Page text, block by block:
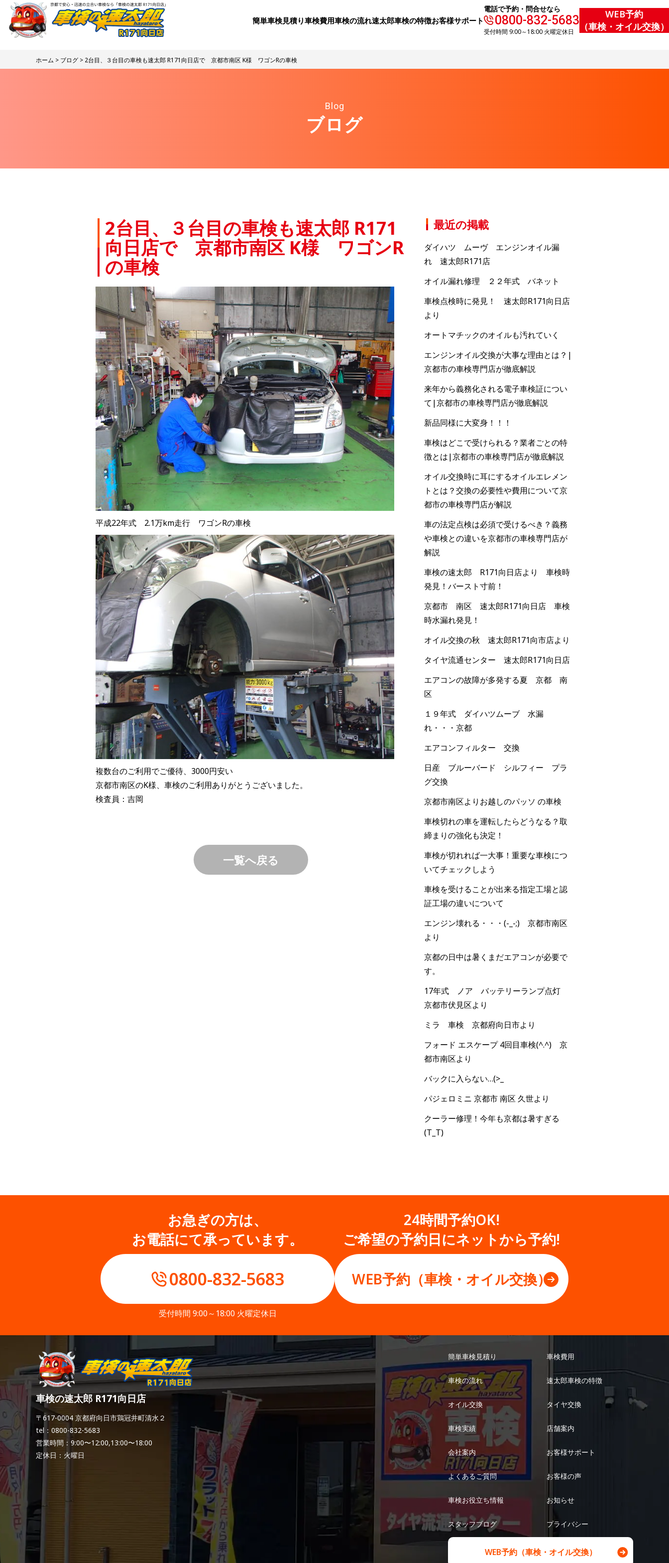
簡単車検見積り⾞検費⽤⾞検の流れ速太郎⾞検の特徴お客様サポート
電話で予約・問合せなら
0800-832-5683
受付時間 9:00～18:00 火曜定休日
WEB予約
（車検・オイル交換）
ホーム > ブログ > 2台目、３台目の車検も速太郎 R171向日店で 京都市南区 K様 ワゴンRの車検
Blog
ブログ
2台目、３台目の車検も速太郎 R171
向日店で 京都市南区 K様 ワゴンR
の車検
平成22年式 2.1万km走行 ワゴンRの車検
複数台のご利用でご優待、3000円安い
京都市南区のK様、車検のご利用ありがとうございました。
検査員：吉岡
一覧へ戻る
最近の掲載
ダイハツ ムーヴ エンジンオイル漏
れ 速太郎R171店
オイル漏れ修理 ２２年式 バネット
車検点検時に発見！ 速太郎R171向日店
より
オートマチックのオイルも汚れていく
エンジンオイル交換が大事な理由とは？|
京都市の車検専門店が徹底解説
来年から義務化される電子車検証につい
て|京都市の車検専門店が徹底解説
新品同様に大変身！！！
車検はどこで受けられる？業者ごとの特
徴とは|京都市の車検専門店が徹底解説
オイル交換時に耳にするオイルエレメン
トとは？交換の必要性や費用について京
都市の車検専門店が解説
車の法定点検は必須で受けるべき？義務
や車検との違いを京都市の車検専門店が
解説
車検の速太郎 R171向日店より 車検時
発見！バースト寸前！
京都市 南区 速太郎R171向日店 車検
時水漏れ発見！
オイル交換の秋 速太郎R171向市店より
タイヤ流通センター 速太郎R171向日店
エアコンの故障が多発する夏 京都 南
区
１９年式 ダイハツムーブ 水漏
れ・・・京都
エアコンフィルター 交換
日産 ブルーバード シルフィー プラ
グ交換
京都市南区よりお越しのパッソ の車検
車検切れの車を運転したらどうなる？取
締まりの強化も決定！
車検が切れれば一大事！重要な車検につ
いてチェックしよう
車検を受けることが出来る指定工場と認
証工場の違いについて
エンジン壊れる・・・(-_-;) 京都市南区
より
京都の日中は暑くまだエアコンが必要で
す。
17年式 ノア バッテリーランプ点灯
京都市伏見区より
ミラ 車検 京都府向日市より
フォード エスケープ 4回目車検(^.^) 京
都市南区より
バックに入らない…(>_
パジェロミニ 京都市 南区 久世より
クーラー修理！今年も京都は暑すぎる
(T_T)
お急ぎの方は、
お電話にて承っています。
0800-832-5683
受付時間 9:00～18:00 火曜定休日
24時間予約OK!
ご希望の予約日にネットから予約!
WEB予約（車検・オイル交換）
車検の速太郎 R171向日店
〒617-0004 京都府向日市鶏冠井町清水２
tel：0800-832-5683
営業時間：9:00〜12:00,13:00〜18:00
定休日：火曜日
簡単車検見積り 車検費用
車検の流れ 速太郎車検の特徴
オイル交換 タイヤ交換
車検実績 店舗案内
会社案内 お客様サポート
よくあるご質問 お客様の声
車検お役立ち情報 お知らせ
スタッフブログ プライバシー
WEB予約（車検・オイル交換）